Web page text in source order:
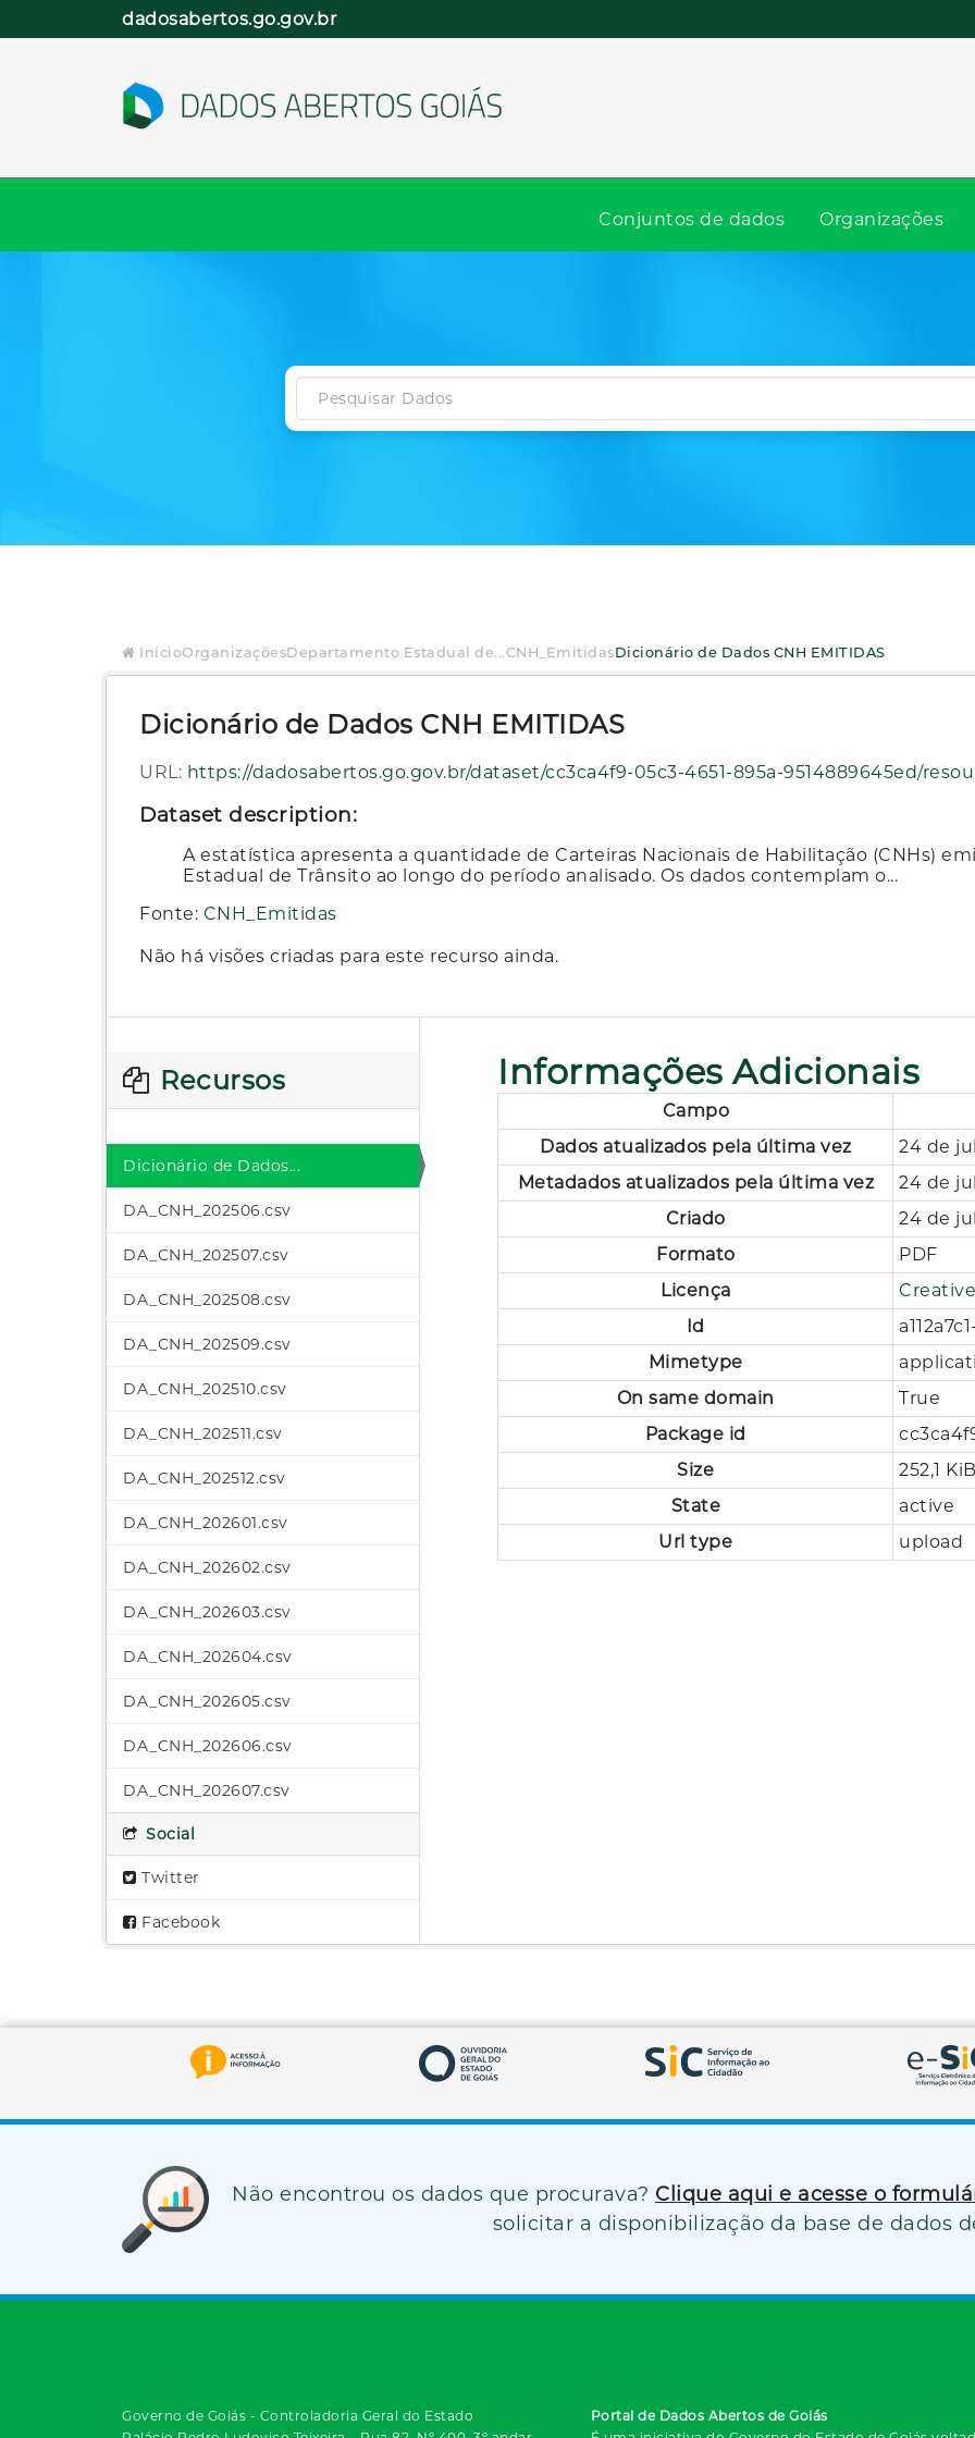
dadosabertos.go.gov.br
Conjuntos de dados Organizações
InícioOrganizaçõesDepartamento Estadual de...CNH_EmitidasDicionário de Dados CNH EMITIDAS
Dicionário de Dados CNH EMITIDAS
URL: https://dadosabertos.go.gov.br/dataset/cc3ca4f9-05c3-4651-895a-9514889645ed/resource/a112a7c1-a224-4762-bb8b-2131ac245908/download/dicionario-
Dataset description:
A estatística apresenta a quantidade de Carteiras Nacionais de Habilitação (CNHs)
Estadual de Trânsito ao longo do período analisado. Os dados contemplam o...
Fonte: CNH_Emitidas
Não há visões criadas para este recurso ainda.
Recursos
Dicionário de Dados...
DA_CNH_202506.csv
DA_CNH_202507.csv
DA_CNH_202508.csv
DA_CNH_202509.csv
DA_CNH_202510.csv
DA_CNH_202511.csv
DA_CNH_202512.csv
DA_CNH_202601.csv
DA_CNH_202602.csv
DA_CNH_202603.csv
DA_CNH_202604.csv
DA_CNH_202605.csv
DA_CNH_202606.csv
DA_CNH_202607.csv
Social
Twitter
Facebook
Informações Adicionais
Campo
Dados atualizados pela última vez
24 de
Metadados atualizados pela última vez
24 de
Criado
24 de
Formato
PDF
Licença
Id
Mimetype
On same domain
True
Package id
Size
252,1
State
active
Url type
upload
Não encontrou os dados que procurava? Clique aqui e acesse o
solicitar a disponibilização da base de dados
Governo de Goiás - Controladoria Geral do Estado
Portal de Dados Abertos de Goiás